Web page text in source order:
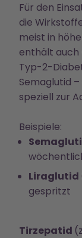
Für den
die
meist in
enthält auch
Typ-2-
Semaglutid
speziell zur
Beispiele:
Liraglutid
gespritzt
Tirzepatid